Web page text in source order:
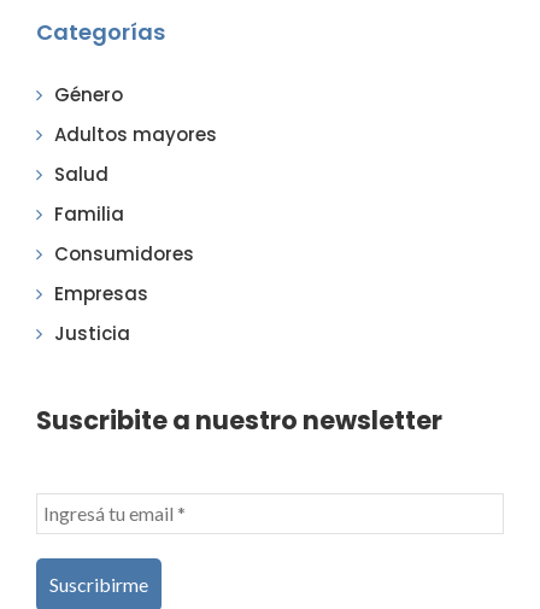
Categorías
Género
Adultos mayores
Salud
Familia
Consumidores
Empresas
Justicia
Suscribite a nuestro newsletter